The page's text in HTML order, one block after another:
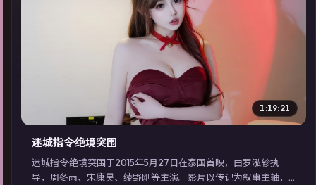
▶
1:19:21
迷城指令·绝境突围
迷城指令·绝境突围于2015年5月27日在泰国首映，由罗泓轸执
导，周冬雨、宋康昊、绫野刚等主演。影片以传记为叙事主轴，